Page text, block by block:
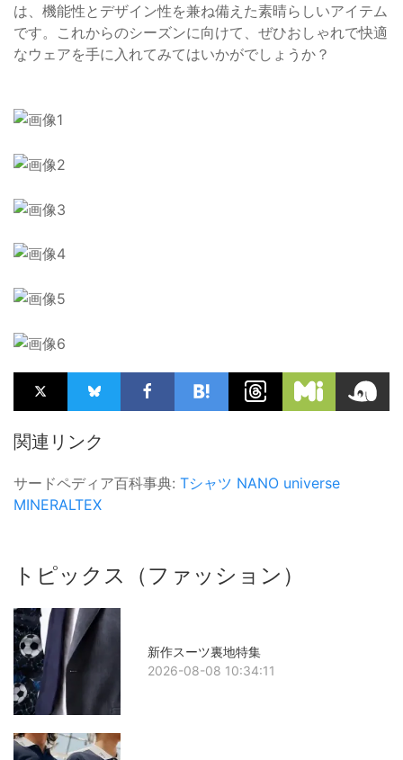
は、機能性とデザイン性を兼ね備えた素晴らしいアイテム
です。これからのシーズンに向けて、ぜひおしゃれで快適
なウェアを手に入れてみてはいかがでしょうか？
関連リンク
サードペディア百科事典: Tシャツ NANO universe
MINERALTEX
トピックス（ファッション）
新作スーツ裏地特集
2026-08-08 10:34:11